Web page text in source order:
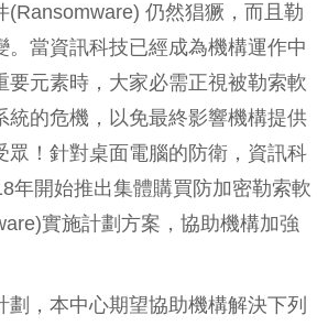
(Ransomware) 仍然猖獗，而且勒
。當資訊科技已經成為機構運作中
要元素時，大家必需正視被勒索軟
統的危機，以免最終影響機構提供
眾！針對桌面電腦的防衛，資訊科
年開始推出集體購買防加密勒索軟
實施計劃方案，協助機構加強
劃，本中心期望協助機構解決下列